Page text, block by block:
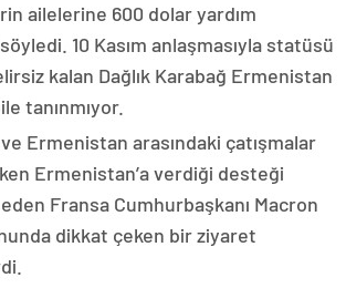
ailelerine 600 dolar yardım
10 Kasım anlaşmasıyla statüsü
kalan Dağlık Karabağ Ermenistan
tanınmıyor.
Ermenistan arasındaki çatışmalar
Ermenistan’a verdiği desteği
Fransa Cumhurbaşkanı Macron
dikkat çeken bir ziyaret